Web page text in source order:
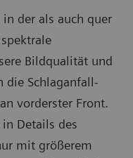
der als auch quer
Bildqualität und
die Schlaganfall-
vorderster Front.
Details des
mit größerem